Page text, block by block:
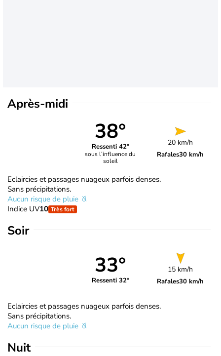
Après-midi
38°
Ressenti 42°
sous l’influence du
soleil
20 km/h
Rafales30 km/h
Eclaircies et passages nuageux parfois denses.
Sans précipitations.
Aucun risque de pluie
Indice UV10 Très fort
Soir
33°
Ressenti 32°
15 km/h
Rafales30 km/h
Eclaircies et passages nuageux parfois denses.
Sans précipitations.
Aucun risque de pluie
Nuit